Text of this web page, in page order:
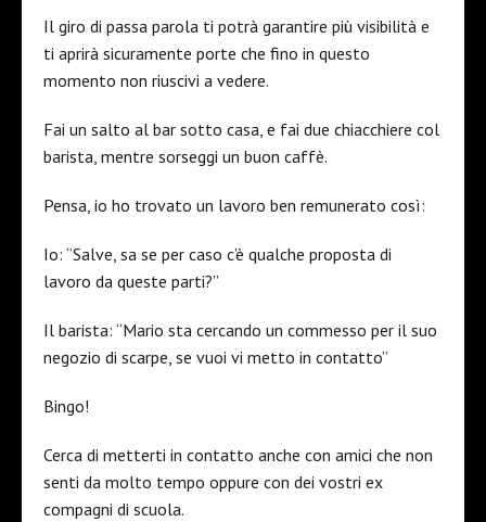
Il giro di passa parola ti potrà garantire più visibilità e
ti aprirà sicuramente porte che fino in questo
momento non riuscivi a vedere.
Fai un salto al bar sotto casa, e fai due chiacchiere col
barista, mentre sorseggi un buon caffè.
Pensa, io ho trovato un lavoro ben remunerato così:
Io: “Salve, sa se per caso c’è qualche proposta di
lavoro da queste parti?”
Il barista: “Mario sta cercando un commesso per il suo
negozio di scarpe, se vuoi vi metto in contatto”
Bingo!
Cerca di metterti in contatto anche con amici che non
senti da molto tempo oppure con dei vostri ex
compagni di scuola.